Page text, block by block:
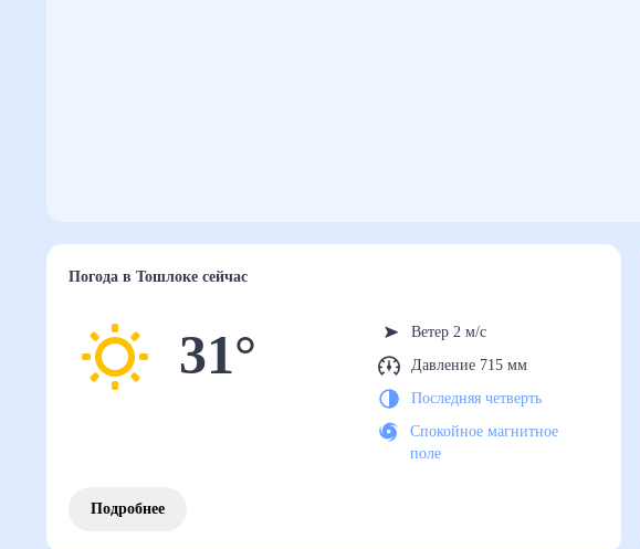
Погода в Тошлокесейчас
31°
Ветер 2 м/с
Давление 715 мм
Последняя четверть
Спокойное магнитное
поле
Подробнее